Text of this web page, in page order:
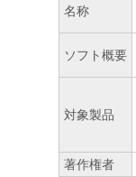
名称
ソフト概要
対象製品
著作権者